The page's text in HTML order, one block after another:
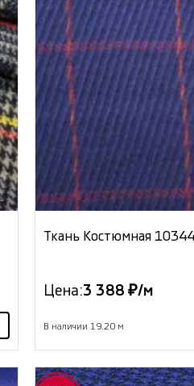
Ткань Костюмная 10344
Цена:3 388 ₽/м
В наличии 19.20 м